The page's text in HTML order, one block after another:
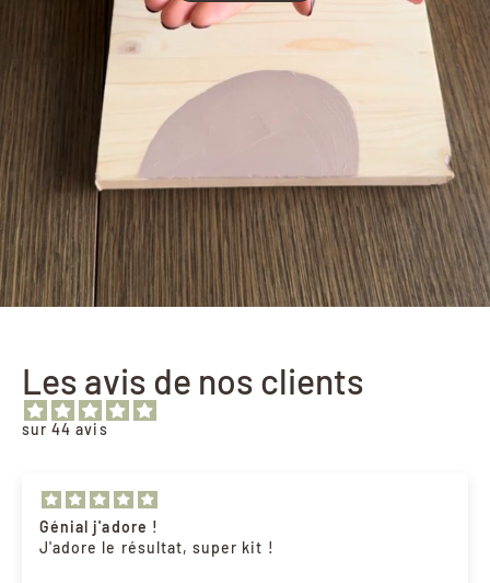
Les avis de nos clients
sur 44 avis
Génial j'adore !
J'adore le résultat, super kit !